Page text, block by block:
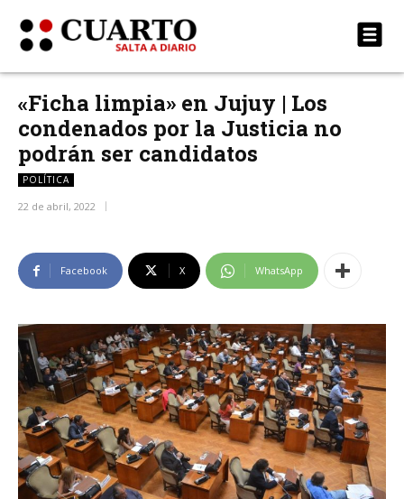
«Ficha limpia» en Jujuy | Los
condenados por la Justicia no
podrán ser candidatos
POLÍTICA
22 de abril, 2022
Facebook X WhatsApp